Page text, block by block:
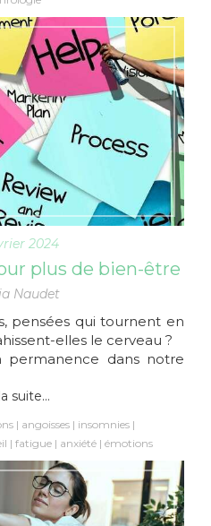
2024
plus de bien-être
Naudet
pensées qui tournent en
elles le cerveau ?
permanence dans notre
suite...
angoisses
insomnies
fatigue anxiété émotions